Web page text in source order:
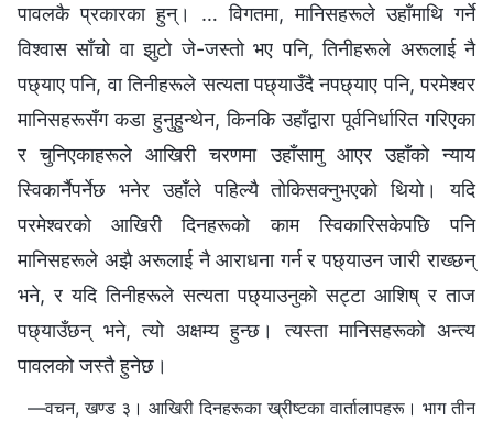
पावलकै प्रकारका हुन्। … विगतमा, मानिसहरूले उहाँमाथि गर्ने
विश्‍वास साँचो वा झुटो जे-जस्तो भए पनि, तिनीहरूले अरूलाई नै
पछ्याए पनि, वा तिनीहरूले सत्यता पछ्याउँदै नपछ्याए पनि, परमेश्‍वर
मानिसहरूसँग कडा हुनुहुन्थेन, किनकि उहाँद्वारा पूर्वनिर्धारित गरिएका
र चुनिएकाहरूले आखिरी चरणमा उहाँसामु आएर उहाँको न्याय
स्विकार्नैपर्नेछ भनेर उहाँले पहिल्यै तोकिसक्नुभएको थियो। यदि
परमेश्‍वरको आखिरी दिनहरूको काम स्विकारिसकेपछि पनि
मानिसहरूले अझै अरूलाई नै आराधना गर्न र पछ्याउन जारी राख्छन्
भने, र यदि तिनीहरूले सत्यता पछ्याउनुको सट्टा आशिष् र ताज
पछ्याउँछन् भने, त्यो अक्षम्य हुन्छ। त्यस्ता मानिसहरूको अन्त्य
पावलको जस्तै हुनेछ।
—वचन, खण्ड ३। आखिरी दिनहरूका ख्रीष्टका वार्तालापहरू। भाग तीन